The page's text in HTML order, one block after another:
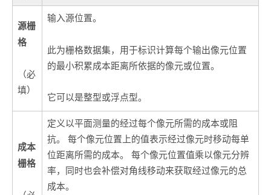
源栅
格
（必
填）
输入源位置。
此为栅格数据集，用于标识计算每个输出像元位置
的最小积累成本距离所依据的像元或位置。
它可以是整型或浮点型。
成本
栅格
定义以平面测量的经过每个像元所需的成本或阻
抗。 每个像元位置上的值表示经过像元时移动每单
位距离所需的成本。 每个像元位置值乘以像元分辨
率，同时也会补偿对角线移动来获取经过像元的总
成本。